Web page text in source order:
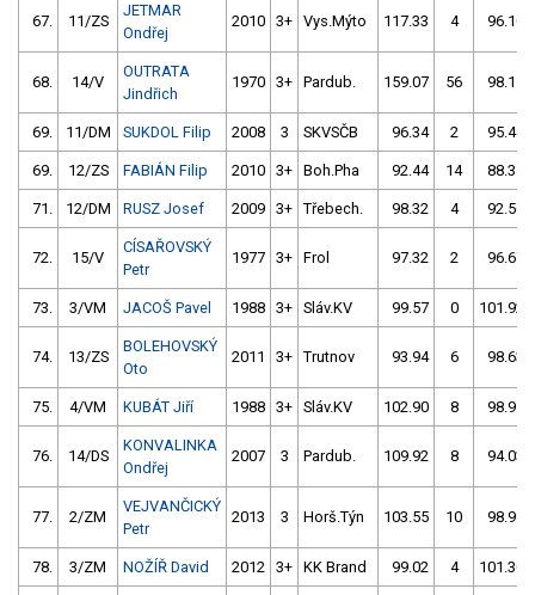
67. 11/ZS
JETMAR
Ondřej
2010 3+ Vys.Mýto 117.33 4 96.10
68. 14/V
OUTRATA
Jindřich
1970 3+ Pardub. 159.07 56 98.11
69. 11/DM SUKDOL Filip 2008 3 SKVSČB 96.34 2 95.44
69. 12/ZS FABIÁN Filip 2010 3+ Boh.Pha 92.44 14 88.34
71. 12/DM RUSZ Josef 2009 3+ Třebech. 98.32 4 92.56
72. 15/V
CÍSAŘOVSKÝ
Petr
1977 3+ Frol 97.32 2 96.67
73. 3/VM JACOŠ Pavel 1988 3+ Sláv.KV 99.57 0 101.92
74. 13/ZS
BOLEHOVSKÝ
Oto
2011 3+ Trutnov 93.94 6 98.63
75. 4/VM KUBÁT Jiří 1988 3+ Sláv.KV 102.90 8 98.91
76. 14/DS
KONVALINKA
Ondřej
2007 3 Pardub. 109.92 8 94.03
77. 2/ZM
VEJVANČICKÝ
Petr
2013 3 Horš.Týn 103.55 10 98.99
78. 3/ZM NOŽÍŘ David 2012 3+ KK Brand 99.02 4 101.30